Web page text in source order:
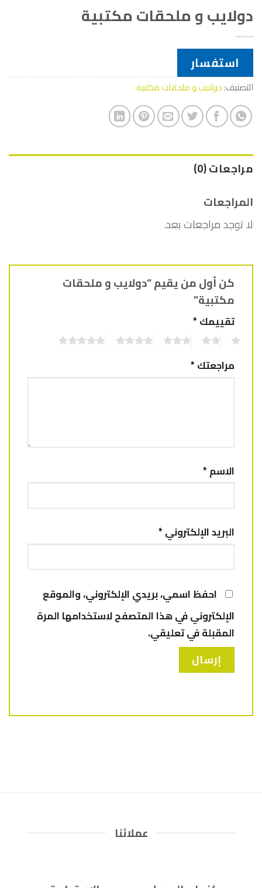
دولايب و ملحقات مكتبية
استفسار
التصنيف:دولايب و ملحقات مكتبية
مراجعات (0)
المراجعات
لا توجد مراجعات بعد.
كن أول من يقيم “دولايب و ملحقات
مكتبية”
تقييمك*
مراجعتك*
الاسم*
البريد الإلكتروني*
احفظ اسمي، بريدي الإلكتروني، والموقع
الإلكتروني في هذا المتصفح لاستخدامها المرة
المقبلة في تعليقي.
عملائنا